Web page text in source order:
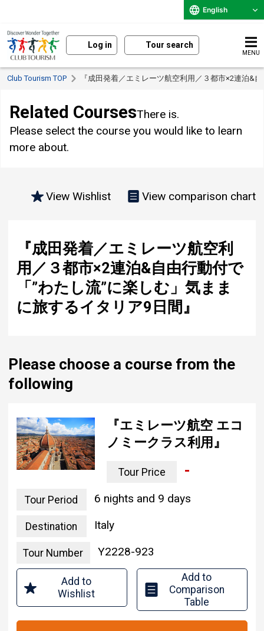
English
Log in Tour search
MENU
Club Tourism TOP 『成田発着／エミレーツ航空利用／３都市×2連泊&
Related CoursesThere is.
Please select the course you would like to learn
more about.
View Wishlist View comparison chart
『成田発着／エミレーツ航空利
用／３都市×2連泊&自由行動付で
「”わたし流”に楽しむ」気まま
に旅するイタリア9日間』
Please choose a course from the
following
『エミレーツ航空 エコ
ノミークラス利用』
Tour Price -
Tour Period 6 nights and 9 days
Destination Italy
Tour Number Y2228-923
Add to
Wishlist
Add to
Comparison
Table